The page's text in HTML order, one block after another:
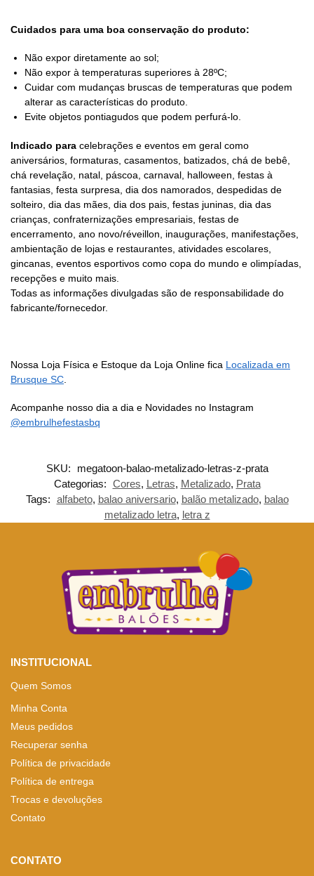
Cuidados para uma boa conservação do produto:
Não expor diretamente ao sol;
Não expor à temperaturas superiores à 28ºC;
Cuidar com mudanças bruscas de temperaturas que podem
alterar as características do produto.
Evite objetos pontiagudos que podem perfurá-lo.
Indicado para celebrações e eventos em geral como
aniversários, formaturas, casamentos, batizados, chá de bebê,
chá revelação, natal, páscoa, carnaval, halloween, festas à
fantasias, festa surpresa, dia dos namorados, despedidas de
solteiro, dia das mães, dia dos pais, festas juninas, dia das
crianças, confraternizações empresariais, festas de
encerramento, ano novo/réveillon, inaugurações, manifestações,
ambientação de lojas e restaurantes, atividades escolares,
gincanas, eventos esportivos como copa do mundo e olimpíadas,
recepções e muito mais.
Todas as informações divulgadas são de responsabilidade do
fabricante/fornecedor.
Nossa Loja Física e Estoque da Loja Online fica Localizada em
Brusque SC
Acompanhe nosso dia a dia e Novidades no Instagram
@embrulhefestasbq
SKU:
megatoon-balao-metalizado-letras-z-prata
Categorias: Cores, Letras, Metalizado, Prata
Tags: alfabeto, balao aniversario, balão metalizado, balao
metalizado letra, letra z
INSTITUCIONAL
Quem Somos
Minha Conta
Meus pedidos
Recuperar senha
Política de privacidade
Política de entrega
Trocas e devoluções
Contato
CONTATO